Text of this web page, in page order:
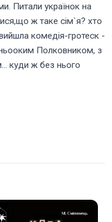
Питали українок на
ж таке сім`я? хто
комедія-гротеск -
Полковником, з
куди ж без нього